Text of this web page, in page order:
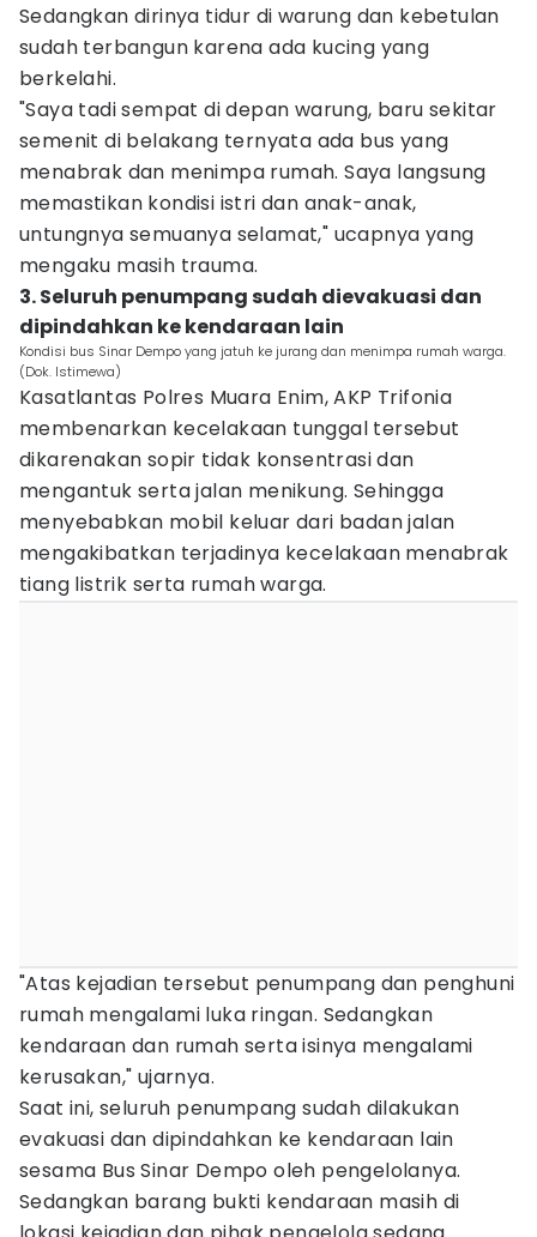
Sedangkan dirinya tidur di warung dan kebetulan
sudah terbangun karena ada kucing yang
berkelahi.
"Saya tadi sempat di depan warung, baru sekitar
semenit di belakang ternyata ada bus yang
menabrak dan menimpa rumah. Saya langsung
memastikan kondisi istri dan anak-anak,
untungnya semuanya selamat," ucapnya yang
mengaku masih trauma.
3. Seluruh penumpang sudah dievakuasi dan
dipindahkan ke kendaraan lain
Kondisi bus Sinar Dempo yang jatuh ke jurang dan menimpa rumah warga.
(Dok. Istimewa)
Kasatlantas Polres Muara Enim, AKP Trifonia
membenarkan kecelakaan tunggal tersebut
dikarenakan sopir tidak konsentrasi dan
mengantuk serta jalan menikung. Sehingga
menyebabkan mobil keluar dari badan jalan
mengakibatkan terjadinya kecelakaan menabrak
tiang listrik serta rumah warga.
"Atas kejadian tersebut penumpang dan penghuni
rumah mengalami luka ringan. Sedangkan
kendaraan dan rumah serta isinya mengalami
kerusakan," ujarnya.
Saat ini, seluruh penumpang sudah dilakukan
evakuasi dan dipindahkan ke kendaraan lain
sesama Bus Sinar Dempo oleh pengelolanya.
Sedangkan barang bukti kendaraan masih di